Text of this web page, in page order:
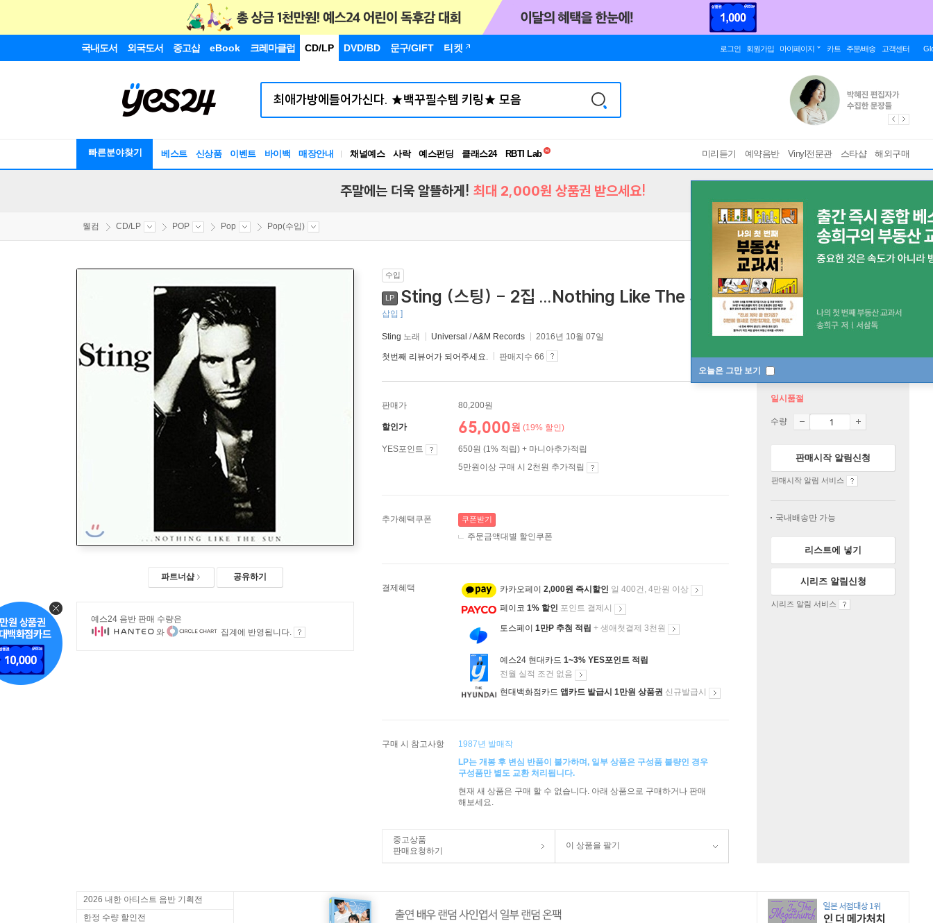
국내도서 외국도서 중고샵 eBook 크레마클럽 CD/LP DVD/BD 문구/GIFT 티켓 로그인 회원가입 마이페이지 카트 주문/배송 고객센터
빠른분야찾기 베스트 신상품 이벤트 바이백 매장안내 채널예스 사락 예스펀딩 클래스24
독서유형검사
미리듣기 예약음반 Vinyl전문관 스타샵 해외구매
오늘은 그만 보기
주말에는 더욱 알뜰하게! 최대 2,000원 상품권 받으세요!
웰컴 CD/LP POP Pop Pop(수입)
파트너샵 공유하기
예스24 음반 판매 수량은
와
집계에 반영됩니다.
수입
LP Sting (스팅) - 2집 ...Nothing Like The Sun [2LP] [ 180g Vinyl / 디지털 다운로드 코드
삽입 ]
Sting 노래 Universal /A&M Records 2016년 10월 07일
첫번째 리뷰어가 되어주세요. 판매지수 66
판매가 80,200원
할인가 65,000원 (19% 할인)
YES포인트
650원 (1% 적립) + 마니아추가적립
5만원이상 구매 시 2천원 추가적립
추가혜택쿠폰 쿠폰받기
주문금액대별 할인쿠폰
결제혜택 카카오페이 2,000원 즉시할인 일 400건, 4만원 이상
페이코 1% 할인 포인트 결제시
토스페이 1만P 추첨 적립 + 생애첫결제 3천원
예스24 현대카드 1~3% YES포인트 적립
전월 실적 조건 없음
현대백화점카드 앱카드 발급시 1만원 상품권 신규발급시
구매 시 참고사항
1987년 발매작
LP는 개봉 후 변심 반품이 불가하며, 일부 상품은 구성품 불량인 경우
구성품만 별도 교환 처리됩니다.
현재 새 상품은 구매 할 수 없습니다. 아래 상품으로 구매하거나 판매
해보세요.
중고상품
판매요청하기
이 상품을 팔기
일시품절
수량
판매시작 알림신청
판매시작 알림 서비스
국내배송만 가능
리스트에 넣기
시리즈 알림신청
시리즈 알림 서비스
2026 내한 아티스트 음반 기획전
한정 수량 할인전